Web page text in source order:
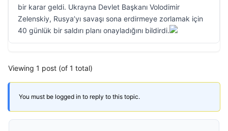
bir karar geldi. Ukrayna Devlet Başkanı Volodimir
Zelenskiy, Rusya’yı savaşı sona erdirmeye zorlamak için
40 günlük bir saldırı planı onayladığını bildirdi.
Viewing 1 post (of 1 total)
You must be logged in to reply to this topic.